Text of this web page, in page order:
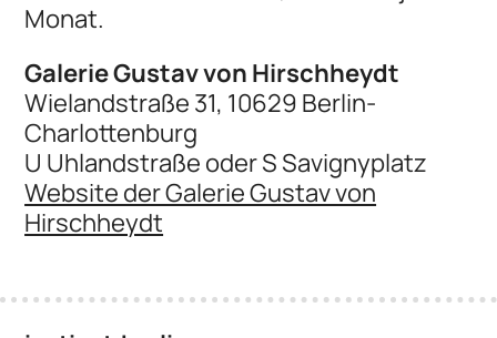
Monat.
Galerie Gustav von Hirschheydt
Wielandstraße 31, 10629 Berlin-
Charlottenburg
U Uhlandstraße oder S Savignyplatz
Website der Galerie Gustav von
Hirschheydt